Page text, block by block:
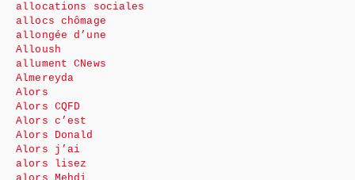
allocations sociales
allocs chômage
allongée d’une
Alloush
allument CNews
Almereyda
Alors
Alors CQFD
Alors c’est
Alors Donald
Alors j’ai
alors lisez